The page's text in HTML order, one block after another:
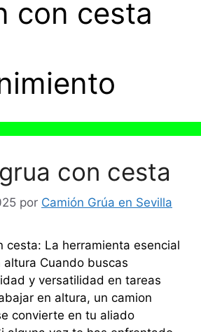
con cesta
con cesta
por Camión Grúa en Sevilla
cesta: La herramienta esencial
Cuando buscas
y versatilidad en tareas
en altura, un camion
convierte en tu aliado